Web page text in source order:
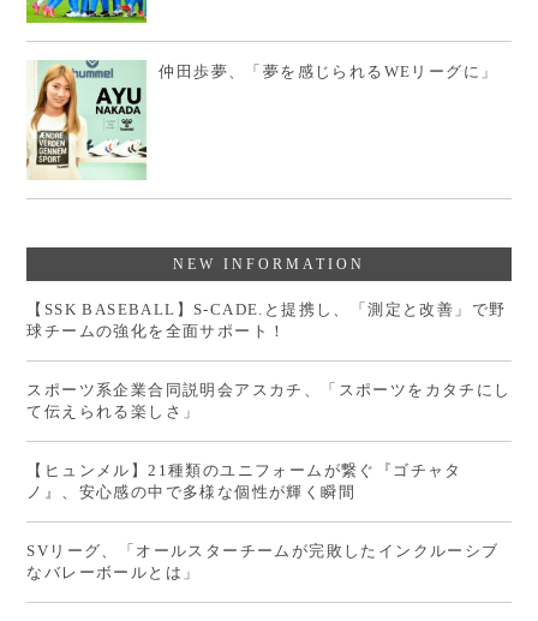
仲田歩夢、「夢を感じられるWEリーグに」
NEW INFORMATION
【SSK BASEBALL】S-CADE.と提携し、「測定と改善」で野
球チームの強化を全面サポート！
スポーツ系企業合同説明会アスカチ、「スポーツをカタチにし
て伝えられる楽しさ」
【ヒュンメル】21種類のユニフォームが繋ぐ『ゴチャタ
ノ』、安心感の中で多様な個性が輝く瞬間
SVリーグ、「オールスターチームが完敗したインクルーシブ
なバレーボールとは」